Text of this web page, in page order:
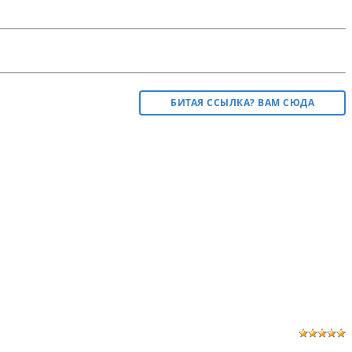
БИТАЯ ССЫЛКА? ВАМ СЮДА